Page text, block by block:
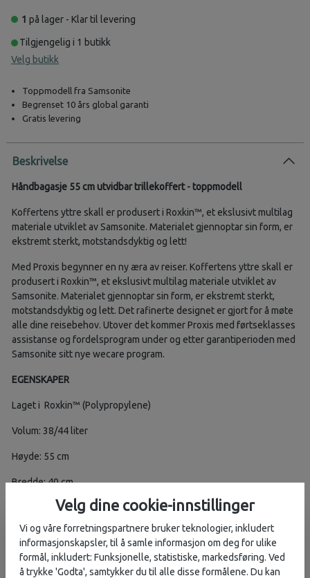
1 på lager - Klar til levering
Tilgjengelig i 1 butikk
Velg butikk
Toppmodell fra Samsonite
Begrenset 10 års global garanti
Gratis levering
Beskrivelse
Håndbagasje 55 cm utvidbar trillekoffert - toppmodell
Koffertens yttre skall er produsert i Roxkin™, et ekslusivt multilag
materiale utviklet av Samsonite. Materialet gjennoptar sin form, er
ekstremt sterkt, motstandsdyktig og lett!
Med Proxis begynner en ny æra av reiser. Koffertens yttre skall er
produsert i Roxkin™, et ekslusivt multilag materiale utviklet av
Samsonite. Materialet gjennoptar sin form, er ekstremt sterkt,
motstandsdyktig og lett. Det rafinerte designet er gjort for å møte
alle dine reisebehov. Utover det kommer Proxis med førtseklasses
assistanse og fordelsprogram under og etter garantiperioden med
Samsonite sitt nye wecare program.
EGENSKAPER
Laget i Roxkin™ (Polypropylene)
Volum: 38/44 liter
Høyde: 55 cm
Bredde: 40 cm
Dybde: 20/23 cm
Garanti: Begrenset 10 års garanti
Vekt: 2,2 kg
Velg dine cookie-innstillinger
Vi og våre forretningspartnere bruker teknologier, inkludert
informasjonskapsler, til å samle informasjon om deg for ulike
formål, inkludert: Funksjonelle, statistiske, markedsføring. Ved
å trykke 'Godta', samtykker du til alle disse formålene. Du kan